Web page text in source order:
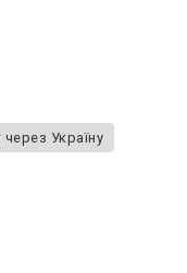
Україну